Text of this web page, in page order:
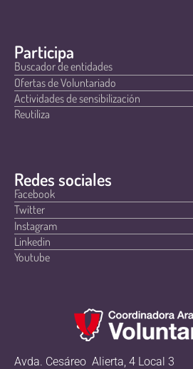
Participa
Buscador de entidades
Ofertas de Voluntariado
Actividades de sensibilización
Reutiliza
Redes sociales
Facebook
Twitter
Instagram
Linkedin
Youtube
Avda. Cesáreo Alierta, 4 Local 3